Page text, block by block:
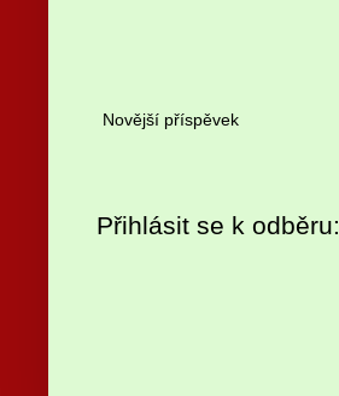
Novější příspěvek
Přihlásit se k odběru: